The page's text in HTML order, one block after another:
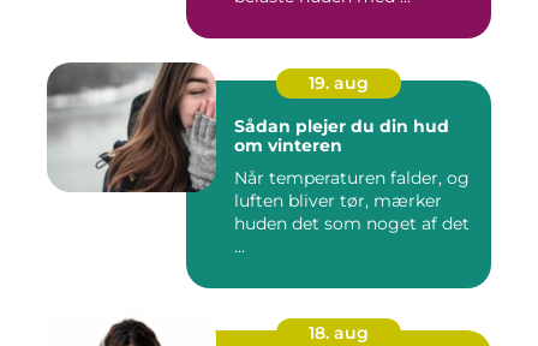
19. aug
Sådan plejer du din hud
om vinteren
Når temperaturen falder, og
luften bliver tør, mærker
huden det som noget af det
...
18. aug